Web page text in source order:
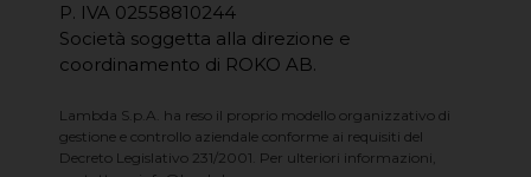
P. IVA 02558810244
Società soggetta alla direzione e
coordinamento di ROKO AB.
Lambda S.p.A. ha reso il proprio modello organizzativo di
gestione e controllo aziendale conforme ai requisiti del
Decreto Legislativo 231/2001. Per ulteriori informazioni,